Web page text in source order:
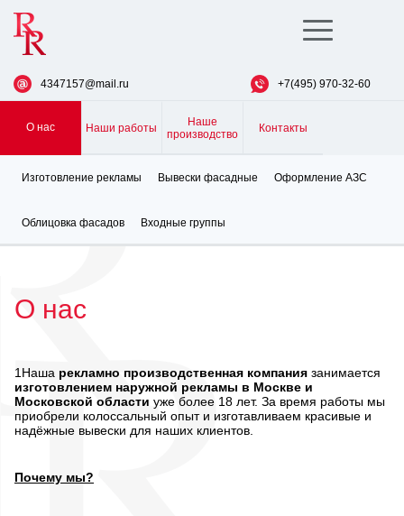
Toggle
navigation
4347157@mail.ru +7(495) 970-32-60
О нас Наши работы
Наше
производство
Контакты
Изготовление рекламы Вывески фасадные Оформление АЗС
Облицовка фасадов Входные группы
О нас
1Наша рекламно производственная компания занимается
изготовлением наружной рекламы в Москве и
Московской области уже более 18 лет. За время работы мы
приобрели колоссальный опыт и изготавливаем красивые и
надёжные вывески для наших клиентов.
Почему мы?